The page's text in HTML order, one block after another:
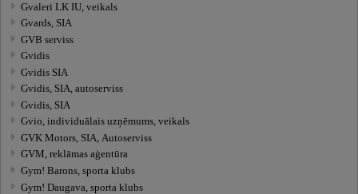
Gvaleri LK IU, veikals
Gvards, SIA
GVB serviss
Gvidis
Gvidis SIA
Gvidis, SIA, autoserviss
Gvidis, SIA
Gvio, individuālais uzņēmums, veikals
GVK Motors, SIA, Autoserviss
GVM, reklāmas aģentūra
Gym! Barons, sporta klubs
Gym! Daugava, sporta klubs